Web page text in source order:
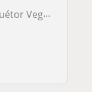
Jun